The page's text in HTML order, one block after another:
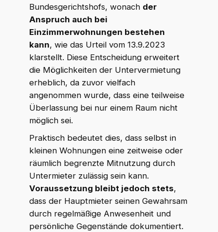
Bundesgerichtshofs, wonach der
Anspruch auch bei
Einzimmerwohnungen bestehen
kann, wie das Urteil vom 13.9.2023
klarstellt. Diese Entscheidung erweitert
die Möglichkeiten der Untervermietung
erheblich, da zuvor vielfach
angenommen wurde, dass eine teilweise
Überlassung bei nur einem Raum nicht
möglich sei.
Praktisch bedeutet dies, dass selbst in
kleinen Wohnungen eine zeitweise oder
räumlich begrenzte Mitnutzung durch
Untermieter zulässig sein kann.
Voraussetzung bleibt jedoch stets,
dass der Hauptmieter seinen Gewahrsam
durch regelmäßige Anwesenheit und
persönliche Gegenstände dokumentiert.